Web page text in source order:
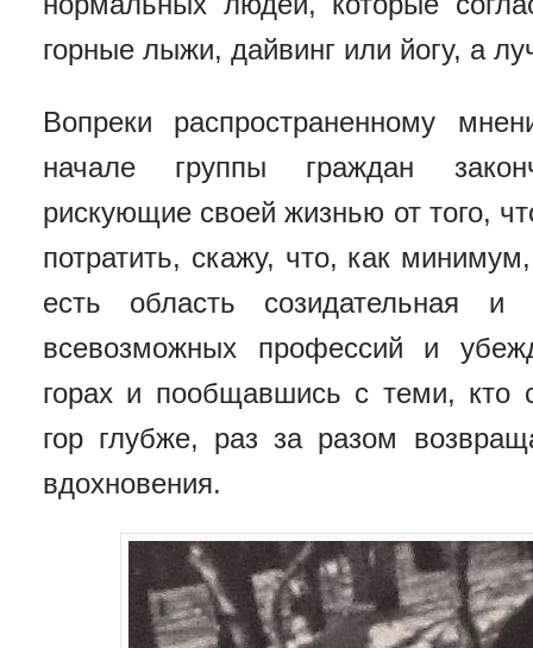
горные лыжи, дайвинг или йогу, а
Вопреки распространенному
начале группы граждан
рискующие своей жизнью от того,
потратить, скажу, что, как
есть область созидательная
всевозможных профессий и
горах и пообщавшись с теми, кто
гор глубже, раз за разом
вдохновения.